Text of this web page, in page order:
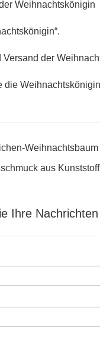
Weihnachtsbaum
aus Kunststoff
Ihre Nachrichten